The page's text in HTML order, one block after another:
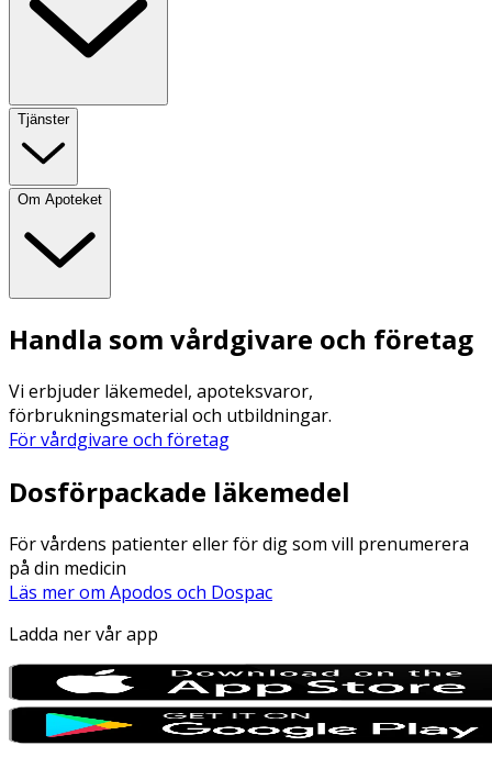
Tjänster
Om Apoteket
Handla som vårdgivare och företag
Vi erbjuder läkemedel, apoteksvaror,
förbrukningsmaterial och utbildningar.
För vårdgivare och företag
Dosförpackade läkemedel
För vårdens patienter eller för dig som vill prenumerera
på din medicin
Läs mer om Apodos och Dospac
Ladda ner vår app